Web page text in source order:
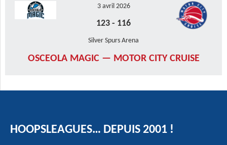
3 avril 2026
123 - 116
Silver Spurs Arena
OSCEOLA MAGIC — MOTOR CITY CRUISE
HOOPSLEAGUES… DEPUIS 2001 !